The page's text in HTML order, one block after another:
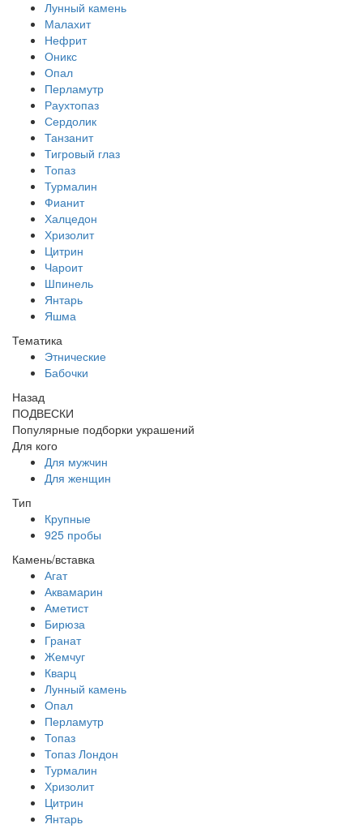
Лунный камень
Малахит
Нефрит
Оникс
Опал
Перламутр
Раухтопаз
Сердолик
Танзанит
Тигровый глаз
Топаз
Турмалин
Фианит
Халцедон
Хризолит
Цитрин
Чароит
Шпинель
Янтарь
Яшма
Тематика
Этнические
Бабочки
Назад
ПОДВЕСКИ
Популярные подборки украшений
Для кого
Для мужчин
Для женщин
Тип
Крупные
925 пробы
Камень/вставка
Агат
Аквамарин
Аметист
Бирюза
Гранат
Жемчуг
Кварц
Лунный камень
Опал
Перламутр
Топаз
Топаз Лондон
Турмалин
Хризолит
Цитрин
Янтарь